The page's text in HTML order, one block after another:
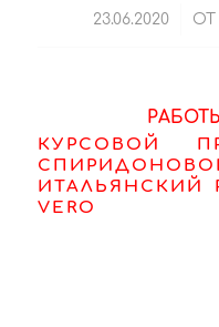
23.06.2020
/ ОТ
КУРСОВОЙ
ИТАЛЬЯНСКИЙ
VERO